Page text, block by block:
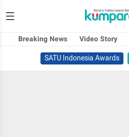
Breaking News Video Story
SATU Indonesia Awards